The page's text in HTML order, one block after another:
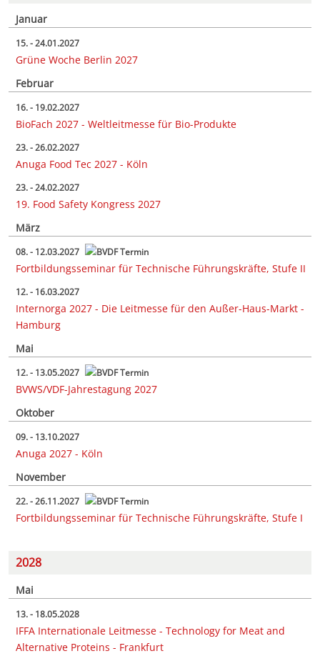
Januar
15. - 24.01.2027
Grüne Woche Berlin 2027
Februar
16. - 19.02.2027
BioFach 2027 - Weltleitmesse für Bio-Produkte
23. - 26.02.2027
Anuga Food Tec 2027 - Köln
23. - 24.02.2027
19. Food Safety Kongress 2027
März
08. - 12.03.2027
Fortbildungsseminar für Technische Führungskräfte, Stufe II
12. - 16.03.2027
Internorga 2027 - Die Leitmesse für den Außer-Haus-Markt -
Hamburg
Mai
12. - 13.05.2027
BVWS/VDF-Jahrestagung 2027
Oktober
09. - 13.10.2027
Anuga 2027 - Köln
November
22. - 26.11.2027
Fortbildungsseminar für Technische Führungskräfte, Stufe I
2028
Mai
13. - 18.05.2028
IFFA Internationale Leitmesse - Technology for Meat and
Alternative Proteins - Frankfurt